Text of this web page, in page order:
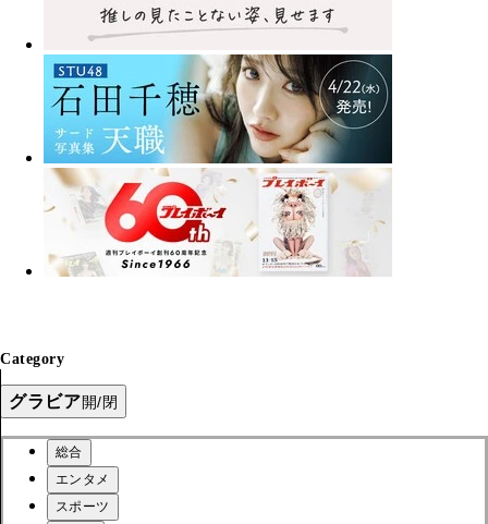
Category
グラビア開/閉
総合
エンタメ
スポーツ